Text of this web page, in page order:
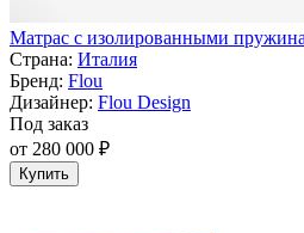
Матрас с изолированными
Страна: Италия
Бренд: Flou
Дизайнер: Flou Design
Под заказ
от 280 000 ₽
Купить